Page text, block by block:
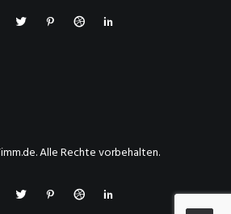
Alle Rechte vorbehalten.